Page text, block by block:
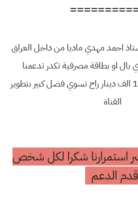
احمد مهدي ماديا من داخل العراق
او بطاقة مصرفية تكدر تدعمنا
بتحويل رصيد حته لو بـ 1 الف دينار راح تسوي فضل كبير بتطوير
القناة
استمرارنا شكرا لكل شخص
قدم الدعم